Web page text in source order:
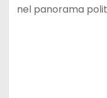
nel panorama